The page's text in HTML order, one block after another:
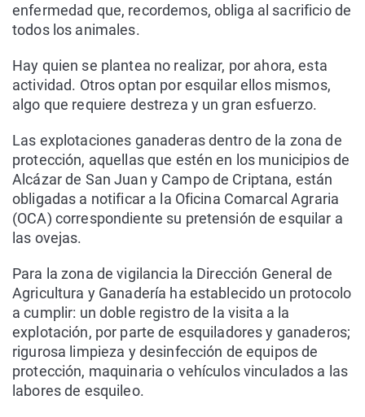
enfermedad que, recordemos, obliga al sacrificio de
todos los animales.
Hay quien se plantea no realizar, por ahora, esta
actividad. Otros optan por esquilar ellos mismos,
algo que requiere destreza y un gran esfuerzo.
Las explotaciones ganaderas dentro de la zona de
protección, aquellas que estén en los municipios de
Alcázar de San Juan y Campo de Criptana, están
obligadas a notificar a la Oficina Comarcal Agraria
(OCA) correspondiente su pretensión de esquilar a
las ovejas.
Para la zona de vigilancia la Dirección General de
Agricultura y Ganadería ha establecido un protocolo
a cumplir: un doble registro de la visita a la
explotación, por parte de esquiladores y ganaderos;
rigurosa limpieza y desinfección de equipos de
protección, maquinaria o vehículos vinculados a las
labores de esquileo.